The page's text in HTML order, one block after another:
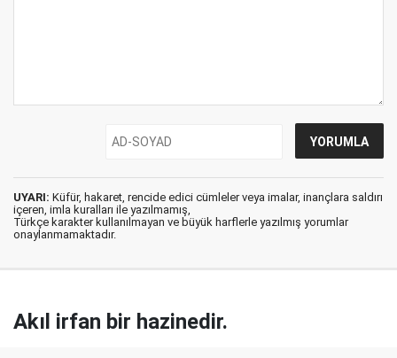
UYARI: Küfür, hakaret, rencide edici cümleler veya imalar, inançlara saldırı
içeren, imla kuralları ile yazılmamış,
Türkçe karakter kullanılmayan ve büyük harflerle yazılmış yorumlar
onaylanmamaktadır.
Akıl irfan bir hazinedir.